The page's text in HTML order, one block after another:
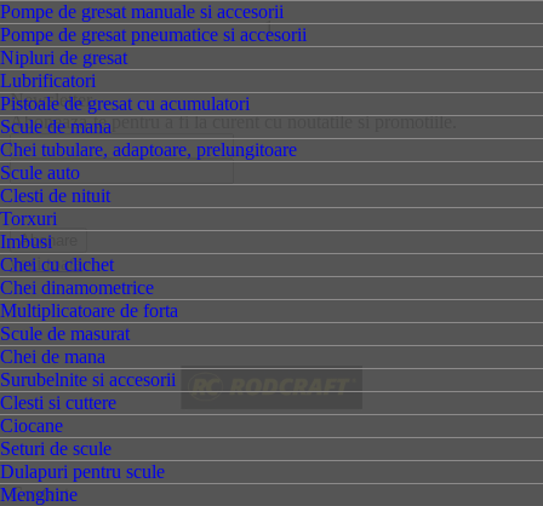
Pompe de gresat manuale si accesorii
Pompe de gresat pneumatice si accesorii
Nipluri de gresat
Lubrificatori
Pistoale de gresat cu acumulatori
Scule de mana
Chei tubulare, adaptoare, prelungitoare
Scule auto
Clesti de nituit
Torxuri
Imbusi
Chei cu clichet
Chei dinamometrice
Multiplicatoare de forta
Scule de masurat
Chei de mana
Surubelnite si accesorii
Clesti si cuttere
Ciocane
Seturi de scule
Dulapuri pentru scule
Menghine
1
Newsletter
Aboneaza-te pentru a fi la curent cu noutatile si promotiile.
vezi toate
Contact